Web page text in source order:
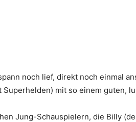
noch lief, direkt noch einmal
mit so einem guten,
Jung-Schauspielern, die Billy